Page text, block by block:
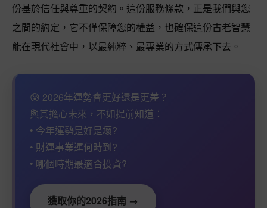
份基於信任與尊重的契約。這份服務條款，正是我們與您
之間的約定，它不僅保障您的權益，也確保這份古老智慧
能在現代社會中，以最純粹、最專業的方式傳承下去。
😰 2026年運勢會更好還是更差？
與其擔心未來，不如提前知道：
• 今年運勢是好是壞?
• 財運事業運何時到?
• 哪個時期最適合投資?
獲取你的2026指南 →